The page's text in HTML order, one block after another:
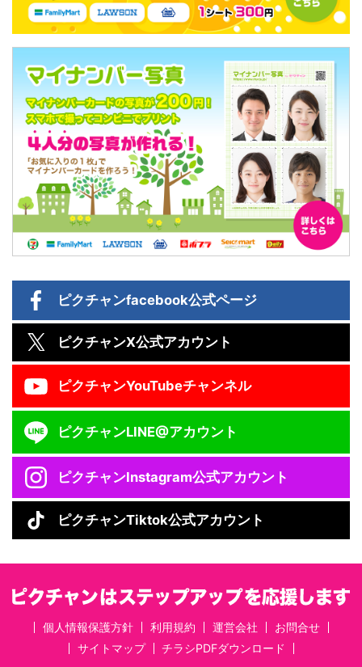
ピクチャンfacebook公式ページ
ピクチャンX公式アカウント
ピクチャンYouTubeチャンネル
ピクチャンLINE@アカウント
ピクチャンInstagram公式アカウント
ピクチャンTiktok公式アカウント
個人情報保護方針 利用規約 運営会社
お問合せ
サイトマップ
チラシPDFダウンロード